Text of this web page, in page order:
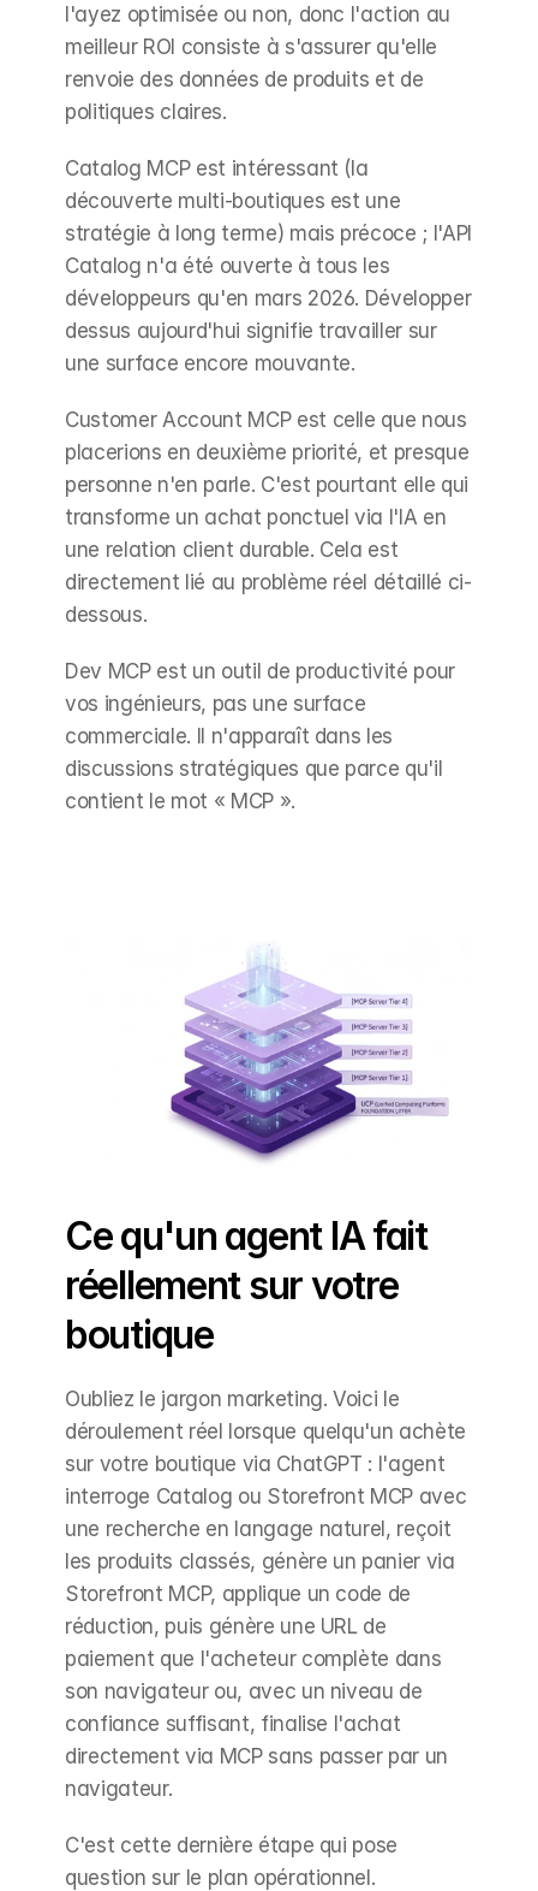
l'ayez optimisée ou non, donc l'action au
meilleur ROI consiste à s'assurer qu'elle
renvoie des données de produits et de
politiques claires.
Catalog MCP est intéressant (la
découverte multi-boutiques est une
stratégie à long terme) mais précoce ; l'API
Catalog n'a été ouverte à tous les
développeurs qu'en mars 2026. Développer
dessus aujourd'hui signifie travailler sur
une surface encore mouvante.
Customer Account MCP est celle que nous
placerions en deuxième priorité, et presque
personne n'en parle. C'est pourtant elle qui
transforme un achat ponctuel via l'IA en
une relation client durable. Cela est
directement lié au problème réel détaillé ci-
dessous.
Dev MCP est un outil de productivité pour
vos ingénieurs, pas une surface
commerciale. Il n'apparaît dans les
discussions stratégiques que parce qu'il
contient le mot « MCP ».
Ce qu'un agent IA fait
réellement sur votre
boutique
Oubliez le jargon marketing. Voici le
déroulement réel lorsque quelqu'un achète
sur votre boutique via ChatGPT : l'agent
interroge Catalog ou Storefront MCP avec
une recherche en langage naturel, reçoit
les produits classés, génère un panier via
Storefront MCP, applique un code de
réduction, puis génère une URL de
paiement que l'acheteur complète dans
son navigateur ou, avec un niveau de
confiance suffisant, finalise l'achat
directement via MCP sans passer par un
navigateur.
C'est cette dernière étape qui pose